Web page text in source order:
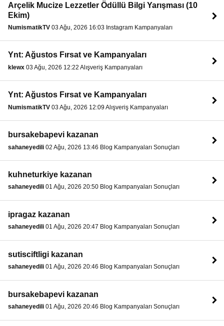
Arçelik Mucize Lezzetler Ödüllü Bilgi Yarışması (10
Ekim)
NumismatikTV 03 Ağu, 2026 16:03 Instagram Kampanyaları
Ynt: Ağustos Fırsat ve Kampanyaları
klewx 03 Ağu, 2026 12:22 Alışveriş Kampanyaları
Ynt: Ağustos Fırsat ve Kampanyaları
NumismatikTV 03 Ağu, 2026 12:09 Alışveriş Kampanyaları
bursakebapevi kazanan
sahaneyedili 02 Ağu, 2026 13:46 Blog Kampanyaları Sonuçları
kuhneturkiye kazanan
sahaneyedili 01 Ağu, 2026 20:50 Blog Kampanyaları Sonuçları
ipragaz kazanan
sahaneyedili 01 Ağu, 2026 20:47 Blog Kampanyaları Sonuçları
sutisciftligi kazanan
sahaneyedili 01 Ağu, 2026 20:46 Blog Kampanyaları Sonuçları
bursakebapevi kazanan
sahaneyedili 01 Ağu, 2026 20:46 Blog Kampanyaları Sonuçları